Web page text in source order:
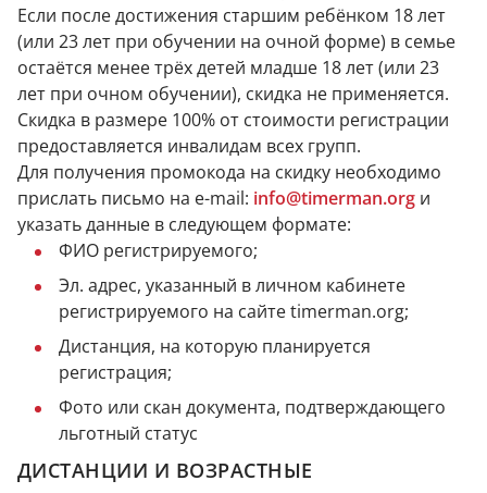
Если после достижения старшим ребёнком 18 лет
(или 23 лет при обучении на очной форме) в семье
остаётся менее трёх детей младше 18 лет (или 23
лет при очном обучении), скидка не применяется.
Скидка в размере 100% от стоимости регистрации
предоставляется инвалидам всех групп.
Для получения промокода на скидку необходимо
прислать письмо на e-mail: info@timerman.org и
указать данные в следующем формате:
ФИО регистрируемого;
Эл. адрес, указанный в личном кабинете
регистрируемого на сайте timerman.org;
Дистанция, на которую планируется
регистрация;
Фото или скан документа, подтверждающего
льготный статус
ДИСТАНЦИИ И ВОЗРАСТНЫЕ